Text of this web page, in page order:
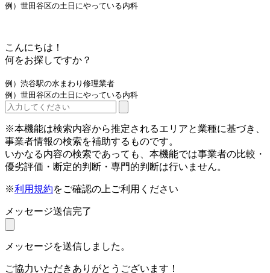
例）世田谷区の土日にやっている内科
こんにちは！
何をお探しですか？
例）渋谷駅の水まわり修理業者
例）世田谷区の土日にやっている内科
※本機能は検索内容から推定されるエリアと業種に基づき、
事業者情報の検索を補助するものです。
いかなる内容の検索であっても、本機能では事業者の比較・
優劣評価・断定的判断・専門的判断は行いません。
※利用規約をご確認の上ご利用ください
メッセージ送信完了
メッセージを送信しました。
ご協力いただきありがとうございます！